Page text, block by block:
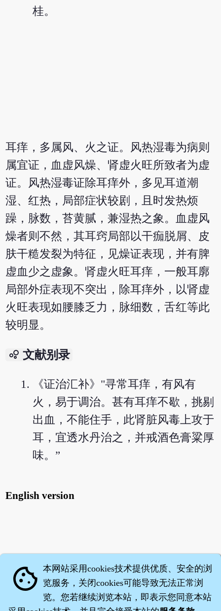
桂。
耳痒，多属风、火之证。风热湿毒为病则
属宜证，血虚风燥、肾虚火旺所致者为虚
证。风热湿毒证除耳痒外，多见耳道潮
湿、红热，局部症状较剧，且时发热烦
躁，脉数，苔黄腻，兼湿热之象。血虚风
燥者则不然，其耳窍局部以干痂脱屑、皮
肤干糙发裂为特征，见燥证表现，并有脾
虚血少之虚象。肾虚火旺耳痒，一般耳廓
局部外症表现不突出，除耳痒外，以肾虚
火旺表现如腰膝乏力，脉细数，舌红等此
较明显。
bubble_chart 文献别录
《证治汇补》"寻常耳痒，有风有
火，易于调治。甚有耳痒不歇，挑剔
出血，不能住手，此肾脏风毒上攻于
耳，宜透水丹治之，并戒酒色膏粱厚
味。”
English version
cookie 本网站采用cookies技术提供优质、安全的浏
览服务，关闭cookies可能导致无法正常浏
览。您若继续浏览本站，即表示您同意本站